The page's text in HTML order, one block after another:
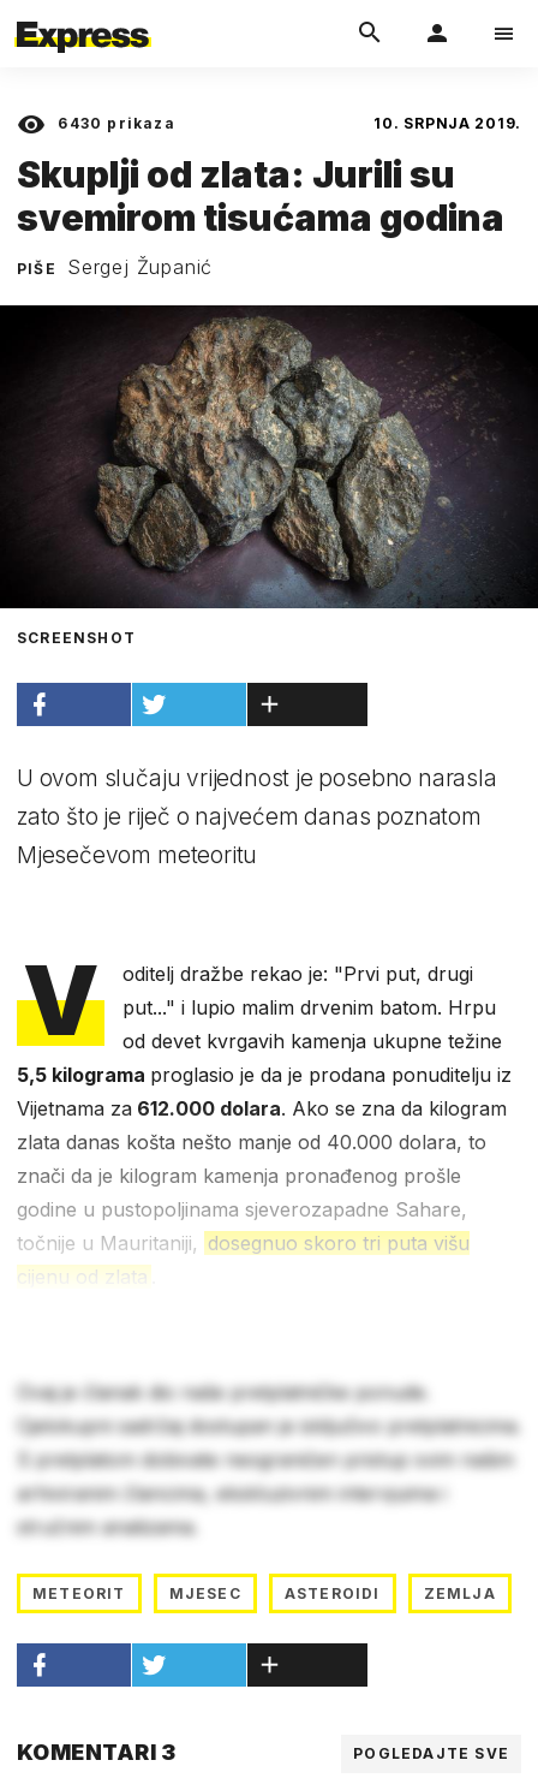
6430 prikaza 10. SRPNJA 2019.
Skuplji od zlata: Jurili su
svemirom tisućama godina
PIŠE Sergej Županić
SCREENSHOT
U ovom slučaju vrijednost je posebno narasla
zato što je riječ o najvećem danas poznatom
Mjesečevom meteoritu
V
oditelj dražbe rekao je: "Prvi put, drugi
put..." i lupio malim drvenim batom. Hrpu
od devet kvrgavih kamenja ukupne težine
5,5 kilograma proglasio je da je prodana ponuditelju iz
Vijetnama za 612.000 dolara. Ako se zna da kilogram
zlata danas košta nešto manje od 40.000 dolara, to
znači da je kilogram kamenja pronađenog prošle
godine u pustopoljinama sjeverozapadne Sahare,
točnije u Mauritaniji, dosegnuo skoro tri puta višu
cijenu od zlata
Ovaj je članak dio naše pretplatničke ponude.
Cjelokupni sadržaj dostupan je isključivo pretplatnicima.
S pretplatom dobivate neograničen pristup svim našim
arhiviranim člancima, ekskluzivnim intervjuima i
stručnim analizama.
METEORIT MJESEC ASTEROIDI ZEMLJA
KOMENTARI 3 POGLEDAJTE SVE